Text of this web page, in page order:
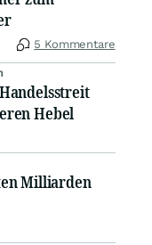
5 Kommentare
Hebel
Milliarden